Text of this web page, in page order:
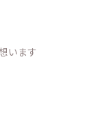
います